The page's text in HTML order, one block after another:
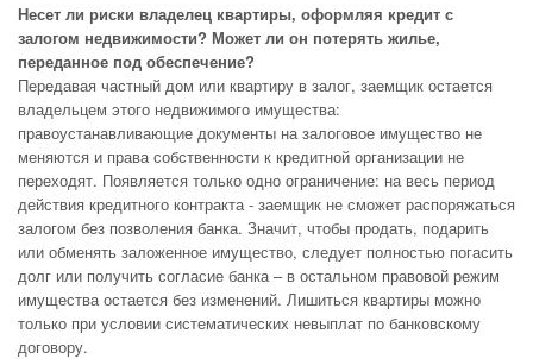
Несет ли риски владелец квартиры, оформляя кредит с
залогом недвижимости? Может ли он потерять жилье,
переданное под обеспечение?
Передавая частный дом или квартиру в залог, заемщик остается
владельцем этого недвижимого имущества:
правоустанавливающие документы на залоговое имущество не
меняются и права собственности к кредитной организации не
переходят. Появляется только одно ограничение: на весь период
действия кредитного контракта - заемщик не сможет распоряжаться
залогом без позволения банка. Значит, чтобы продать, подарить
или обменять заложенное имущество, следует полностью погасить
долг или получить согласие банка – в остальном правовой режим
имущества остается без изменений. Лишиться квартиры можно
только при условии систематических невыплат по банковскому
договору.